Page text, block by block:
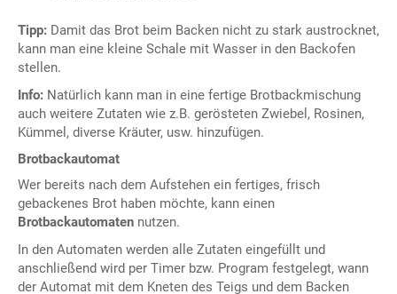
Tipp: Damit das Brot beim Backen nicht zu stark austrocknet,
kann man eine kleine Schale mit Wasser in den Backofen
stellen.
Info: Natürlich kann man in eine fertige Brotbackmischung
auch weitere Zutaten wie z.B. gerösteten Zwiebel, Rosinen,
Kümmel, diverse Kräuter, usw. hinzufügen.
Brotbackautomat
Wer bereits nach dem Aufstehen ein fertiges, frisch
gebackenes Brot haben möchte, kann einen
Brotbackautomaten nutzen.
In den Automaten werden alle Zutaten eingefüllt und
anschließend wird per Timer bzw. Program festgelegt, wann
der Automat mit dem Kneten des Teigs und dem Backen